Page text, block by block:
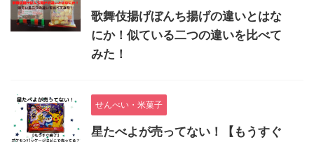
歌舞伎揚げぼんち揚げの違いとはな
にか！似ている二つの違いを比べて
みた！
せんべい・米菓子
星たべよが売ってない！【もうすぐ